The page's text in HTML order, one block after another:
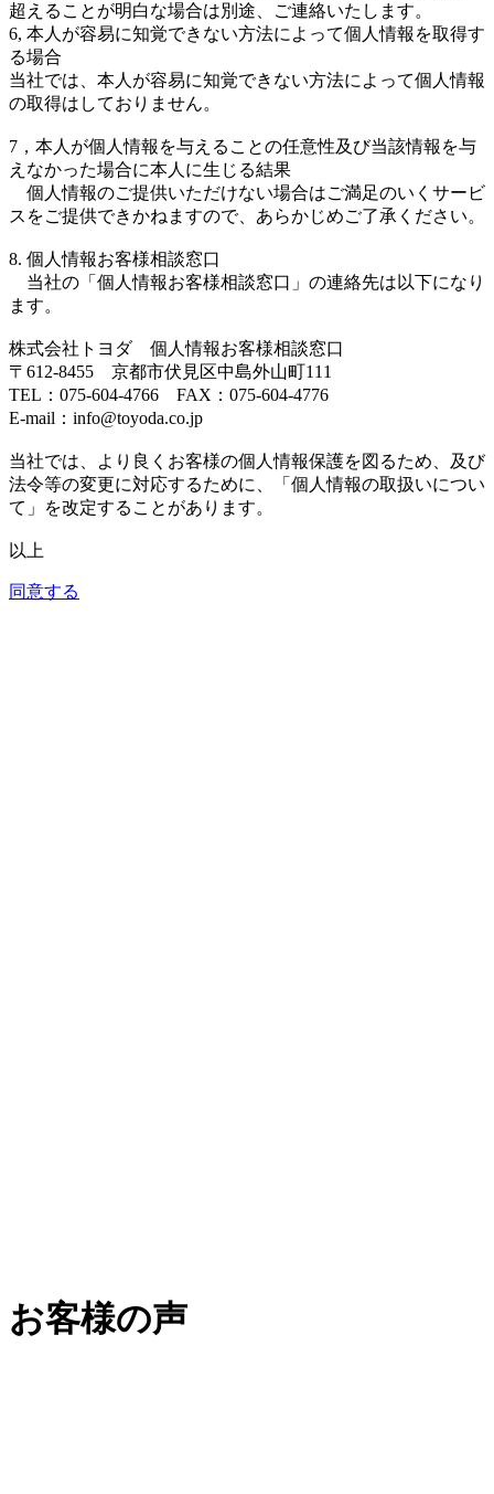
超えることが明白な場合は別途、ご連絡いたします。
6, 本人が容易に知覚できない方法によって個人情報を取得す
る場合
当社では、本人が容易に知覚できない方法によって個人情報
の取得はしておりません。
7，本人が個人情報を与えることの任意性及び当該情報を与
えなかった場合に本人に生じる結果
個人情報のご提供いただけない場合はご満足のいくサービ
スをご提供できかねますので、あらかじめご了承ください。
8. 個人情報お客様相談窓口
当社の「個人情報お客様相談窓口」の連絡先は以下になり
ます。
株式会社トヨダ 個人情報お客様相談窓口
〒612-8455 京都市伏見区中島外山町111
TEL：075-604-4766 FAX：075-604-4776
E-mail：info@toyoda.co.jp
当社では、より良くお客様の個人情報保護を図るため、及び
法令等の変更に対応するために、「個人情報の取扱いについ
て」を改定することがあります。
以上
同意する
お客様の声